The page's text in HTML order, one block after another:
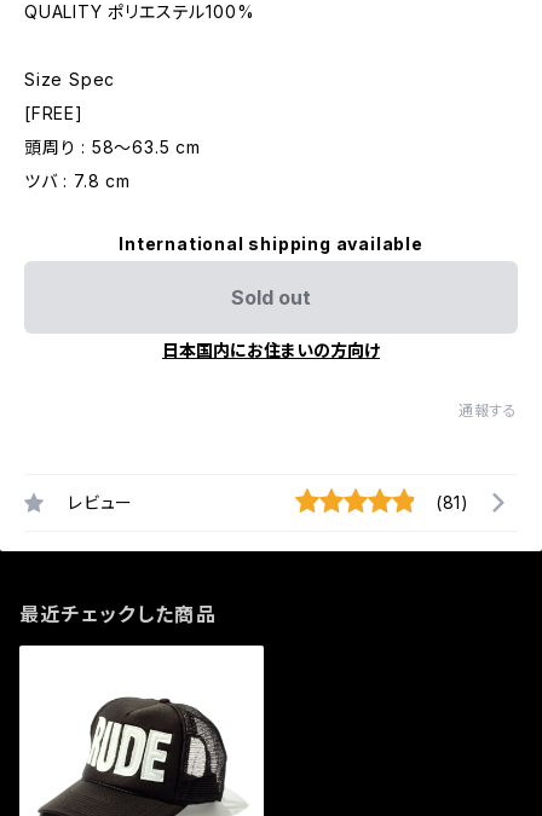
QUALITY ポリエステル100%
Size Spec
[FREE]
頭周り : 58〜63.5 cm
ツバ : 7.8 cm
International shipping available
Sold out
日本国内にお住まいの方向け
通報する
レビュー (81)
最近チェックした商品